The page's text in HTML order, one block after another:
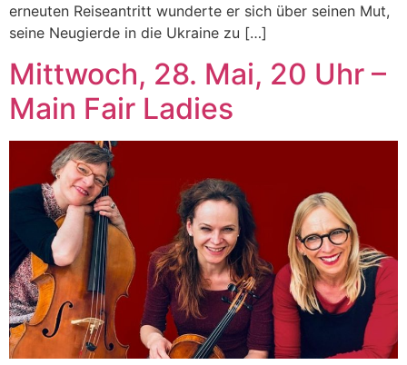
erneuten Reiseantritt wunderte er sich über seinen Mut,
seine Neugierde in die Ukraine zu […]
Mittwoch, 28. Mai, 20 Uhr –
Main Fair Ladies